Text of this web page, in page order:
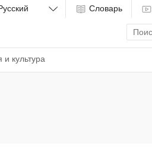
и культура
Словарь
Enter
search
term